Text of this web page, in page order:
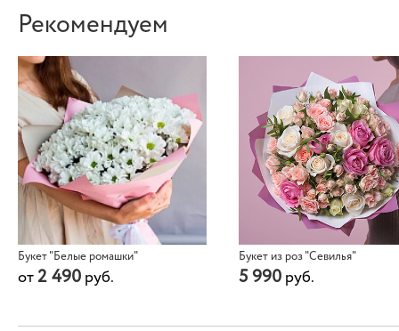
Рекомендуем
Букет "Белые ромашки"
от 2 490 руб.
Букет из роз "Севилья"
5 990 руб.